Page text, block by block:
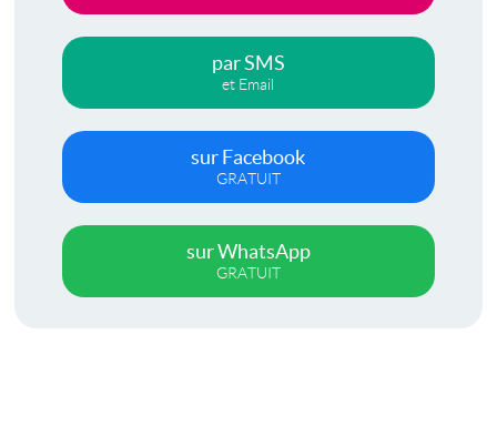
par SMS
et Email
sur Facebook
GRATUIT
sur WhatsApp
GRATUIT